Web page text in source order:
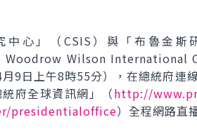
心」（CSIS）與「布魯金斯
Wilson International
9日上午8時55分），在總統府連
府全球資訊網」（http://
presidentialoffice）全程網路直